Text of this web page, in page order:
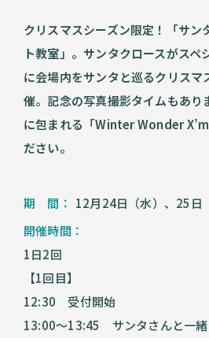
クリスマスシーズン限定！「サン
ト教室」。サンタクロースがスペ
に会場内をサンタと巡るクリスマ
催。記念の写真撮影タイムもあり
に包まれる「Winter Wonder
ださい。
期 間： 12月24日（水）、25日
開催時間：
1日2回
【1回目】
12:30 受付開始
13:00〜13:45 サンタさんと一緒